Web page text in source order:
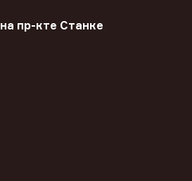
пр-кте Станке